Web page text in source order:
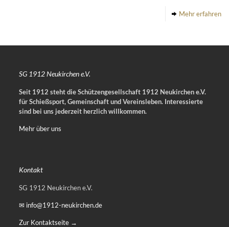
Mehr erfahren
SG 1912 Neukirchen e.V.
Seit 1912 steht die Schützengesellschaft 1912 Neukirchen e.V.
für Schießsport, Gemeinschaft und Vereinsleben. Interessierte
sind bei uns jederzeit herzlich willkommen.
Mehr über uns
Kontakt
SG 1912 Neukirchen e.V.
✉ info@1912-neukirchen.de
Zur Kontaktseite →